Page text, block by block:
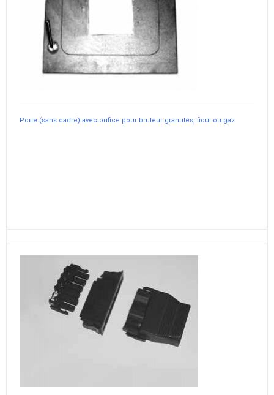
Porte (sans cadre) avec orifice pour bruleur granulés, fioul ou gaz